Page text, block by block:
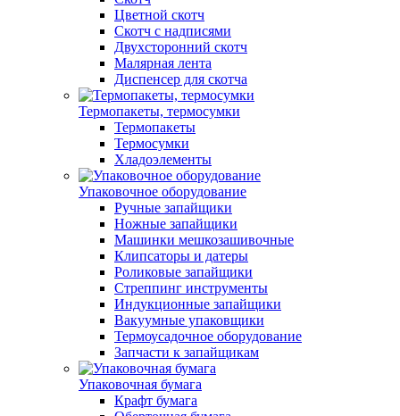
Цветной скотч
Скотч с надписями
Двухсторонний скотч
Малярная лента
Диспенсер для скотча
Термопакеты, термосумки
Термопакеты
Термосумки
Хладоэлементы
Упаковочное оборудование
Ручные запайщики
Ножные запайщики
Машинки мешкозашивочные
Клипсаторы и датеры
Роликовые запайщики
Стреппинг инструменты
Индукционные запайщики
Вакуумные упаковщики
Термоусадочное оборудование
Запчасти к запайщикам
Упаковочная бумага
Крафт бумага